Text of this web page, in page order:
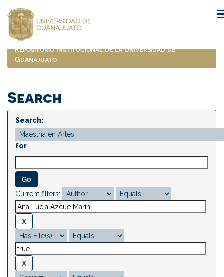
navigation
Repositorio Institucional de la Universidad de
Guanajuato
Search
Search:
for
Current filters: